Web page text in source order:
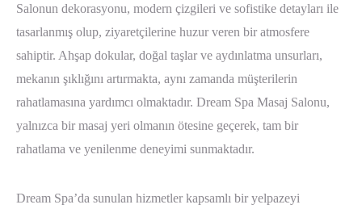
Salonun dekorasyonu, modern çizgileri ve sofistike detayları ile
tasarlanmış olup, ziyaretçilerine huzur veren bir atmosfere
sahiptir. Ahşap dokular, doğal taşlar ve aydınlatma unsurları,
mekanın şıklığını artırmakta, aynı zamanda müşterilerin
rahatlamasına yardımcı olmaktadır. Dream Spa Masaj Salonu,
yalnızca bir masaj yeri olmanın ötesine geçerek, tam bir
rahatlama ve yenilenme deneyimi sunmaktadır.
Dream Spa’da sunulan hizmetler kapsamlı bir yelpazeyi